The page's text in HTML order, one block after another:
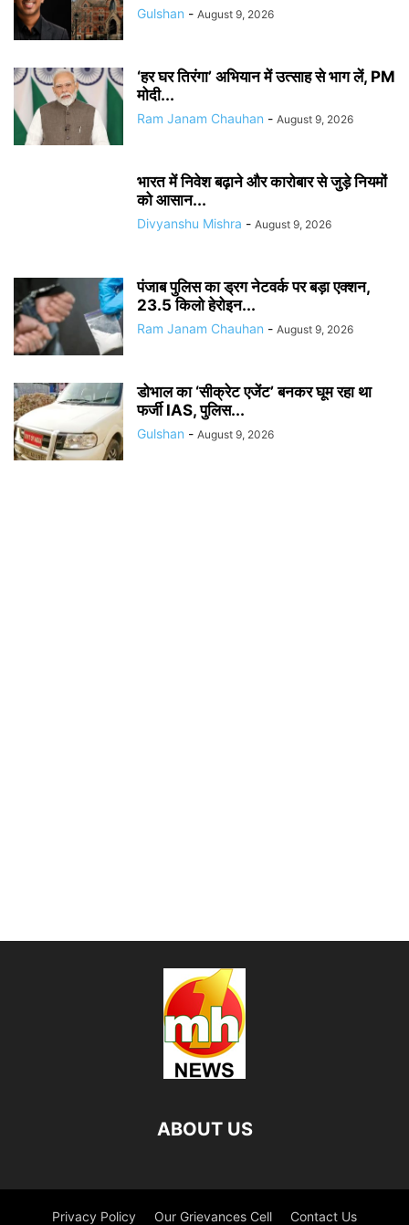
Gulshan - August 9, 2026
‘हर घर तिरंगा’ अभियान में उत्साह से भाग लें, PM
मोदी...
Ram Janam Chauhan - August 9, 2026
भारत में निवेश बढ़ाने और कारोबार से जुड़े नियमों
को आसान...
Divyanshu Mishra - August 9, 2026
पंजाब पुलिस का ड्रग नेटवर्क पर बड़ा एक्शन,
23.5 किलो हेरोइन...
Ram Janam Chauhan - August 9, 2026
डोभाल का ‘सीक्रेट एजेंट’ बनकर घूम रहा था
फर्जी IAS, पुलिस...
Gulshan - August 9, 2026
ABOUT US
Privacy Policy Our Grievances Cell Contact Us